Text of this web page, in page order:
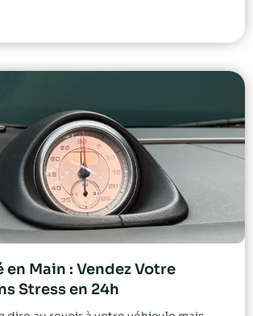
en Main : Vendez Votre
Stress en 24h